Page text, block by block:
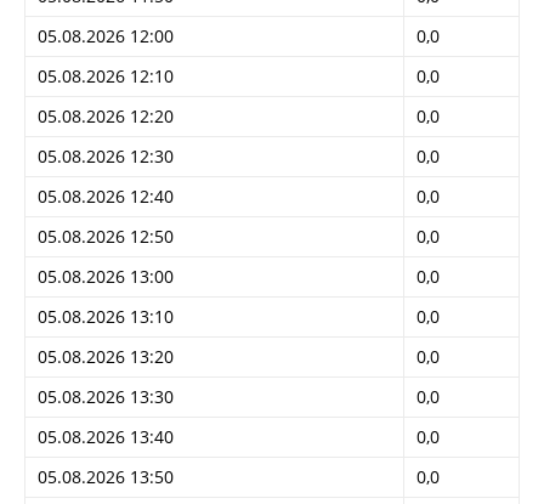
05.08.2026 12:00
0,0
05.08.2026 12:10
0,0
05.08.2026 12:20
0,0
05.08.2026 12:30
0,0
05.08.2026 12:40
0,0
05.08.2026 12:50
0,0
05.08.2026 13:00
0,0
05.08.2026 13:10
0,0
05.08.2026 13:20
0,0
05.08.2026 13:30
0,0
05.08.2026 13:40
0,0
05.08.2026 13:50
0,0